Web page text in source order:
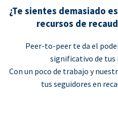
¿Te sientes demasiado
recursos de
Peer-to-peer te da el
significativo de tus
Con un poco de trabajo y
tus seguidores en